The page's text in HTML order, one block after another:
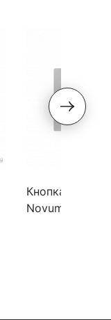
Кнопка смыва
Novum F3